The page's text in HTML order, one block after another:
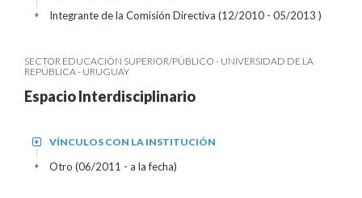
Integrante de la Comisión Directiva (12/2010 - 05/2013 )
+
SECTOR EDUCACIÓN SUPERIOR/PÚBLICO - UNIVERSIDAD DE LA
REPÚBLICA - URUGUAY
Espacio Interdisciplinario
VÍNCULOS CON LA INSTITUCIÓN
+
Otro (06/2011 - a la fecha)
+